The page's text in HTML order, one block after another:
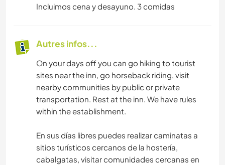
Incluimos cena y desayuno. 3 comidas
Autres infos...
On your days off you can go hiking to tourist
sites near the inn, go horseback riding, visit
nearby communities by public or private
transportation. Rest at the inn. We have rules
within the establishment.
En sus días libres puedes realizar caminatas a
sitios turísticos cercanos de la hostería,
cabalgatas, visitar comunidades cercanas en